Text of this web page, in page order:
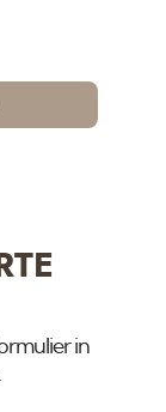
in